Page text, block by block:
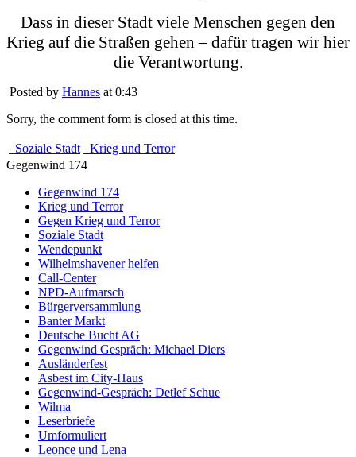
Dass in dieser Stadt viele Menschen gegen den
Krieg auf die Straßen gehen – dafür tragen wir hier
die Verantwortung.
Posted by Hannes at 0:43
Sorry, the comment form is closed at this time.
Soziale Stadt
Krieg und Terror
Gegenwind 174
Gegenwind 174
Krieg und Terror
Gegen Krieg und Terror
Soziale Stadt
Wendepunkt
Wilhelmshavener helfen
Call-Center
NPD-Aufmarsch
Bürgerversammlung
Banter Markt
Deutsche Bucht AG
Gegenwind Gespräch: Michael Diers
Ausländerfest
Asbest im City-Haus
Gegenwind-Gespräch: Detlef Schue
Wilma
Leserbriefe
Umformuliert
Leonce und Lena